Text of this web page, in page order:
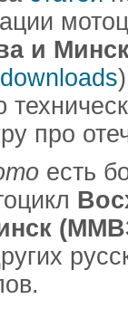
и
downloads
про
есть